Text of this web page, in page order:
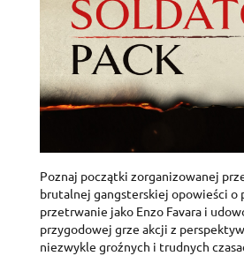
Poznaj początki zorganizowanej
brutalnej gangsterskiej opowieści o
przetrwanie jako Enzo Favara i
przygodowej grze akcji z
niezwykle groźnych i trudnych